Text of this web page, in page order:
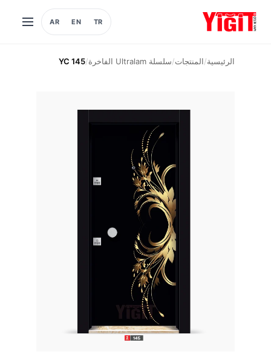
TR
EN
AR
فتح
الرئيسية/المنتجات/سلسلة Ultralam الفاخرة /
YC 145